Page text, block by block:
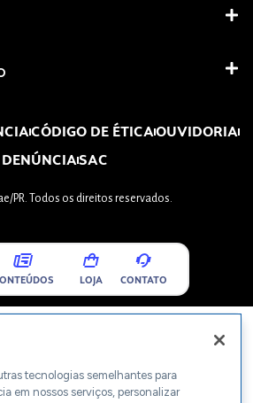
CÓDIGO DE ÉTICAOUVIDORIA
DENÚNCIASAC
PR. Todos os direitos reservados.
LOJA CONTATO
tecnologias semelhantes para
em nossos serviços, personalizar